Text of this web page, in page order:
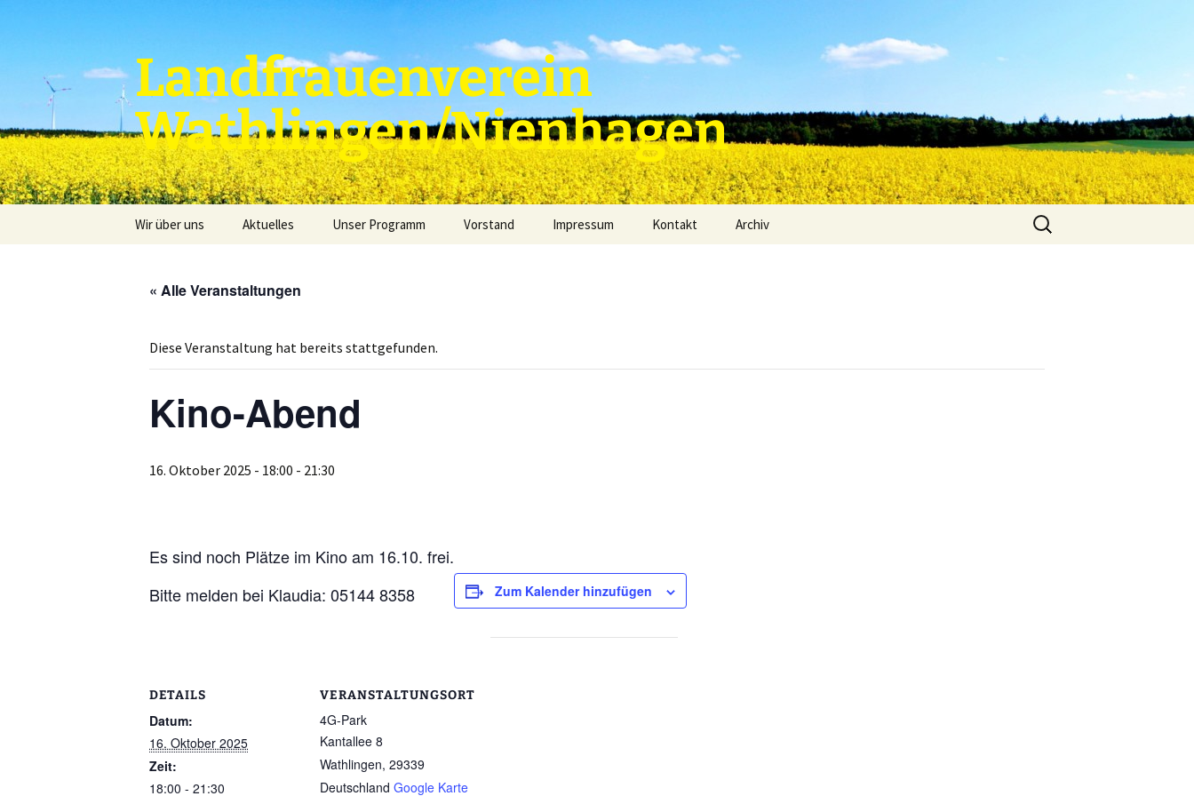
Landfrauenverein
Wathlingen/Nienhagen
Wir über uns Aktuelles Unser Programm Vorstand Impressum Kontakt Archiv
Suche
nach:
« Alle Veranstaltungen
Diese Veranstaltung hat bereits stattgefunden.
Kino-Abend
16. Oktober 2025 - 18:00 - 21:30
Es sind noch Plätze im Kino am 16.10. frei.
Bitte melden bei Klaudia: 05144 8358
Zum Kalender hinzufügen
DETAILS
Datum:
16. Oktober 2025
Zeit:
18:00 - 21:30
VERANSTALTUNGSORT
4G-Park
Kantallee 8
Wathlingen, 29339
Deutschland Google Karte